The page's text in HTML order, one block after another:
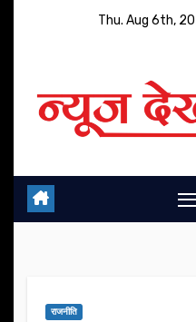
Thu. Aug 6th,
राजनीति